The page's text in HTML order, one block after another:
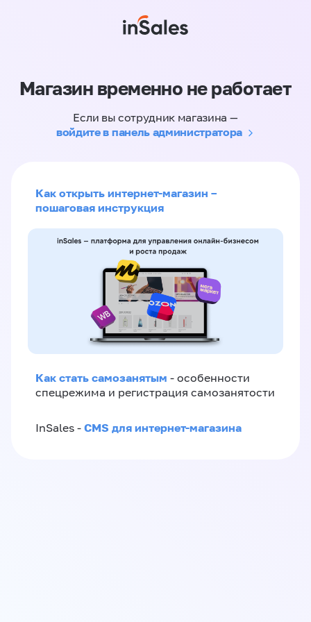
Магазин временно не работает
Если вы сотрудник магазина —
войдите в панель администратора
Как открыть интернет-магазин –
пошаговая инструкция
Как стать самозанятым - особенности
спецрежима и регистрация самозанятости
InSales - CMS для интернет-магазина